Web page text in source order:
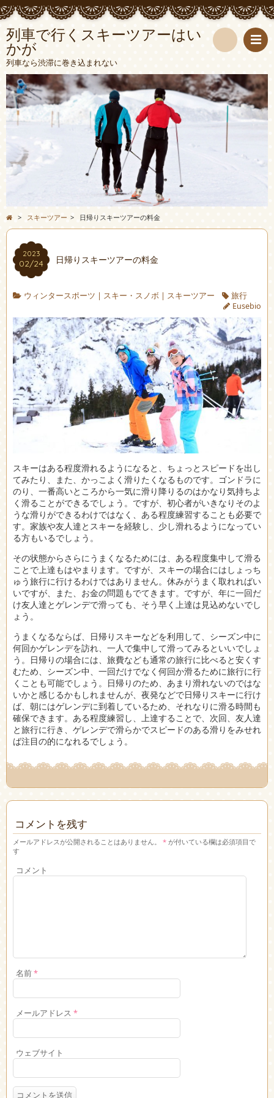
列車で行くスキーツアーはい
かが
列車なら渋滞に巻き込まれない
索
> スキーツアー > 日帰りスキーツアーの料金
2023
02/24 日帰りスキーツアーの料金
ウィンタースポーツ | スキー・スノボ | スキーツアー
旅行
Eusebio
スキーはある程度滑れるようになると、ちょっとスピードを出し
てみたり、また、かっこよく滑りたくなるものです。 ゴンドラに
のり、一番高いところから一気に滑り降りるのはかなり気持ちよ
く滑ることができるでしょう。ですが、初心者がいきなりそのよ
うな滑りができるわけではなく、ある程度練習することも必要で
す。家族や友人達とスキーを経験し、少し滑れるようになってい
る方もいるでしょう。
その状態からさらにうまくなるためには、ある程度集中して滑る
ことで上達もはやまります。ですが、スキーの場合にはしょっち
ゅう旅行に行けるわけではありません。休みがうまく取れればい
いですが、また、お金の問題もでてきます。ですが、年に一回だ
け友人達とゲレンデで滑っても、そう早く上達は見込めないでし
ょう。
うまくなるならば、日帰りスキーなどを利用して、シーズン中に
何回かゲレンデを訪れ、一人で集中して滑ってみるといいでしょ
う。日帰りの場合には、旅費なども通常の旅行に比べると安くす
むため、シーズン中、一回だけでなく何回か滑るために旅行に行
くことも可能でしょう。日帰りのため、あまり滑れないのではな
いかと感じるかもしれませんが、夜発などで日帰りスキーに行け
ば、朝にはゲレンデに到着しているため、それなりに滑る時間も
確保できます。ある程度練習し、上達することで、次回、友人達
と旅行に行き、ゲレンデで滑らかでスピードのある滑りをみせれ
ば注目の的になれるでしょう。
コメントを残す
メールアドレスが公開されることはありません。 * が付いている欄は必須項目で
す
コメント
名前*
メールアドレス *
ウェブサイト